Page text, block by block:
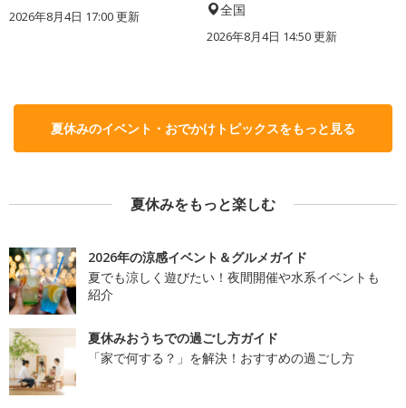
2026年8月4日 17:00更新 全国
2026年8月4日 14:50更新
夏休みのイベント・おでかけトピックスをもっと見る
夏休みをもっと楽しむ
2026年の涼感イベント＆グルメガイド
夏でも涼しく遊びたい！夜間開催や水系イベントも
紹介
夏休みおうちでの過ごし方ガイド
「家で何する？」を解決！おすすめの過ごし方